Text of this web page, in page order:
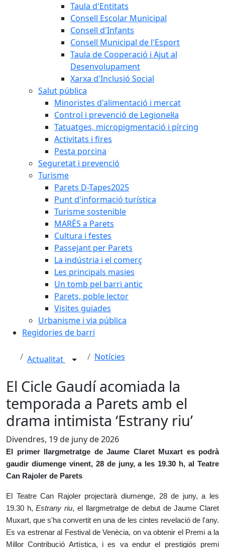
Taula d'Entitats
Consell Escolar Municipal
Consell d'Infants
Consell Municipal de l'Esport
Taula de Cooperació i Ajut al
Desenvolupament
Xarxa d'Inclusió Social
Salut pública
Minoristes d'alimentació i mercat
Control i prevenció de Legionel·la
Tatuatges, micropigmentació i pírcing
Activitats i fires
Pesta porcina
Seguretat i prevenció
Turisme
Parets D-Tapes2025
Punt d'informació turística
Turisme sostenible
MARÈS a Parets
Cultura i festes
Passejant per Parets
La indústria i el comerç
Les principals masies
Un tomb pel barri antic
Parets, poble lector
Visites guiades
Urbanisme i via pública
Regidories de barri
Actualitat Notícies
El Cicle Gaudí acomiada la
temporada a Parets amb el
drama intimista ‘Estrany riu’
Divendres, 19 de juny de 2026
El primer llargmetratge de Jaume Claret Muxart es podrà
gaudir diumenge vinent, 28 de juny, a les 19.30 h, al Teatre
Can Rajoler de Parets
El Teatre Can Rajoler projectarà diumenge, 28 de juny, a les
19.30 h,Estrany riu, el llargmetratge de debut de Jaume Claret
Muxart, que s'ha convertit en una de les cintes revelació de l'any.
Es va estrenar al Festival de Venècia, on va obtenir el Premi a la
Millor Contribució Artística, i es va endur el prestigiós premi